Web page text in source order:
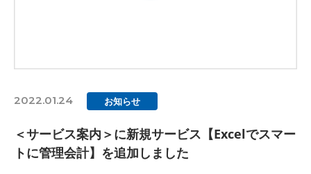
2022.01.24 お知らせ
＜サービス案内＞に新規サービス【Excelでスマー
トに管理会計】を追加しました